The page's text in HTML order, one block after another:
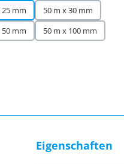
25 mm
50 m x 30 mm
50 mm 50 m x 100 mm
Eigenschaften